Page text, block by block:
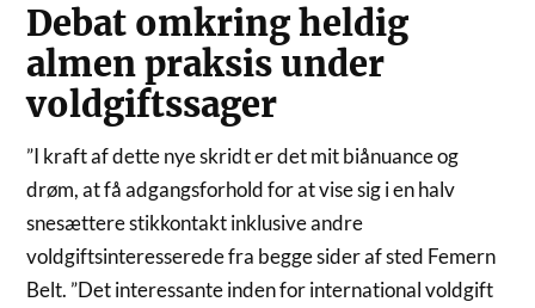
Debat omkring heldig
almen praksis under
voldgiftssager
”I kraft af dette nye skridt er det mit biånuance og
drøm, at få adgangsforhold for at vise sig i en halv
snesættere stikkontakt inklusive andre
voldgiftsinteresserede fra begge sider af sted Femern
Belt. ”Det interessante inden for international voldgift